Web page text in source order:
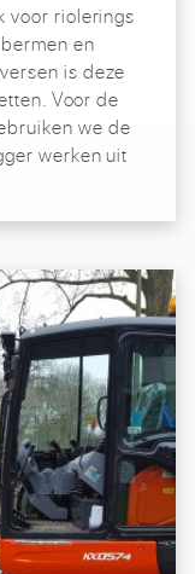
voor riolerings
en
is deze
Voor de
we de
werken uit